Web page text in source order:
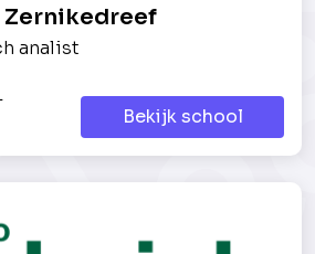
analist
Bekijk school